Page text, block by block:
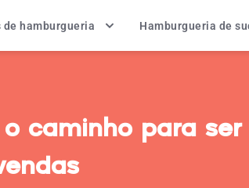
de hamburgueria Hamburgueria de
caminho para ser